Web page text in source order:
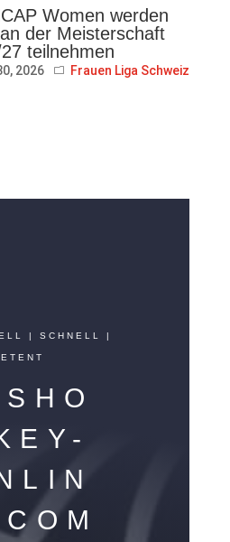
Women werden
der Meisterschaft
teilnehmen
2026 Frauen Liga Schweiz
| SCHNELL |